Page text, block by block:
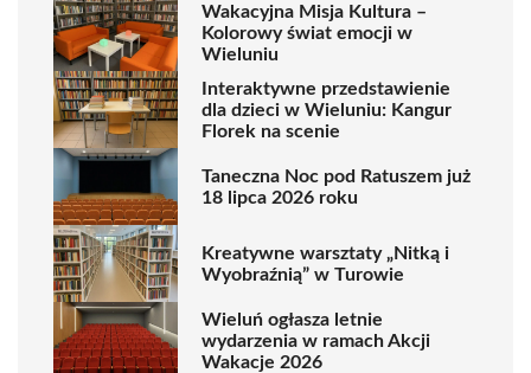
Wakacyjna Misja Kultura –
Kolorowy świat emocji w
Wieluniu
Interaktywne przedstawienie
dla dzieci w Wieluniu: Kangur
Florek na scenie
Taneczna Noc pod Ratuszem już
18 lipca 2026 roku
Kreatywne warsztaty „Nitką i
Wyobraźnią” w Turowie
Wieluń ogłasza letnie
wydarzenia w ramach Akcji
Wakacje 2026